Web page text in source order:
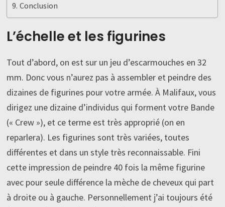
Conclusion
L’échelle et les figurines
Tout d’abord, on est sur un jeu d’escarmouches en 32
mm. Donc vous n’aurez pas à assembler et peindre des
dizaines de figurines pour votre armée. À Malifaux, vous
dirigez une dizaine d’individus qui forment votre Bande
(« Crew »), et ce terme est très approprié (on en
reparlera). Les figurines sont très variées, toutes
différentes et dans un style très reconnaissable. Fini
cette impression de peindre 40 fois la même figurine
avec pour seule différence la mèche de cheveux qui part
à droite ou à gauche. Personnellement j’ai toujours été